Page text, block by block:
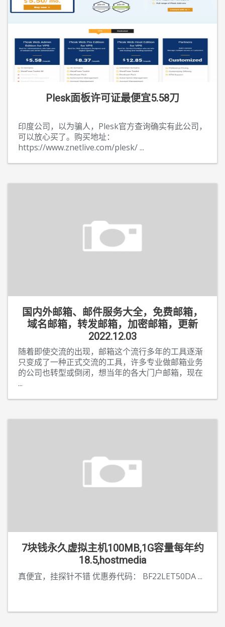
Plesk面板许可证最便宜5.58刀
印度公司，以为骗人，Plesk官方查询确实有此公司，
可以放心买了。购买地址：
https://www.znetlive.com/plesk/...
国内外邮箱、邮件服务大全，免费邮箱，
域名邮箱，转发邮箱，加密邮箱，更新
2022.12.03
随着即使交流的出现，邮箱这个流行多年的工具逐渐
只变成了一种正式交流的工具，许多专业做邮箱业务
的公司也转型或倒闭，想当年的各大门户邮箱，现在
...
7块钱永久虚拟主机100MB,1G容量每年约
18.5,hostmedia
真便宜，挂探针不错 优惠券代码： BF22LET50DA...